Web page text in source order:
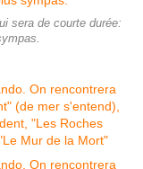
sera de courte durée: